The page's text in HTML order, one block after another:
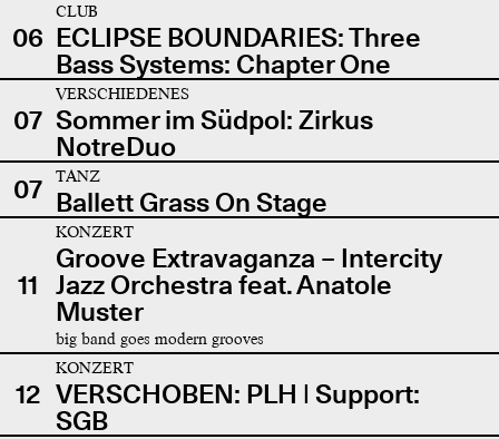
06
CLUB
ECLIPSE BOUNDARIES: Three
Bass Systems: Chapter One
07
VERSCHIEDENES
Sommer im Südpol: Zirkus
NotreDuo
07
TANZ
Ballett Grass On Stage
11
KONZERT
Groove Extravaganza – Intercity
Jazz Orchestra feat. Anatole
Muster
big band goes modern grooves
12
KONZERT
VERSCHOBEN: PLH | Support:
SGB